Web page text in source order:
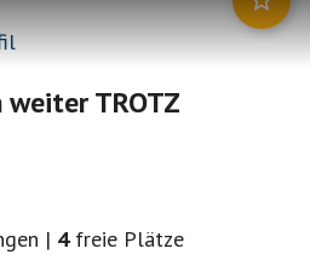
TROTZ
| 4 freie Plätze